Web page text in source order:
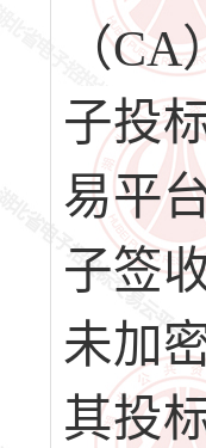
（
子投
易平
子签
未加
其投